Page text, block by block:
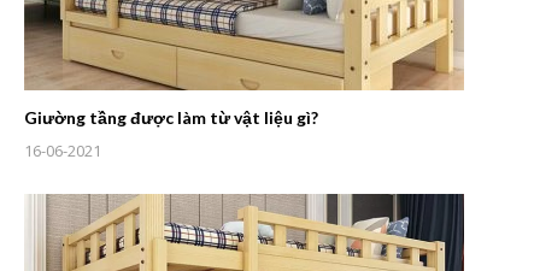
Giường tầng được làm từ vật liệu gì?
16-06-2021